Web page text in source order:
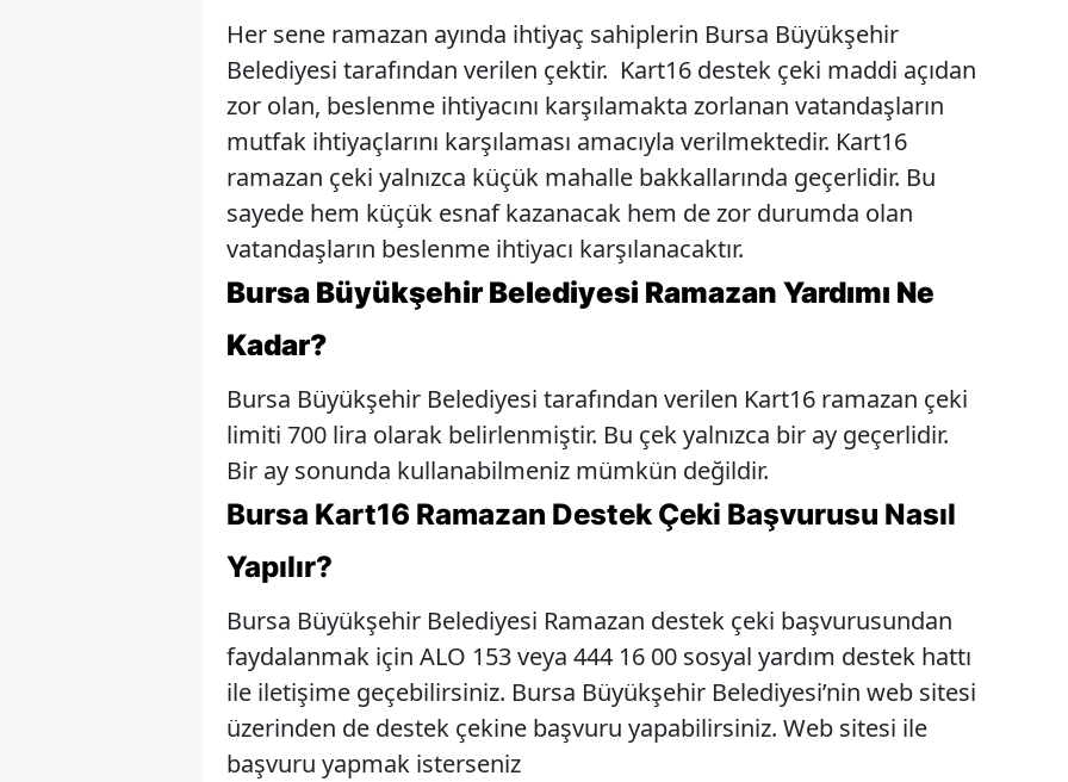
Her sene ramazan ayında ihtiyaç sahiplerin Bursa Büyükşehir
Belediyesi tarafından verilen çektir. Kart16 destek çeki maddi açıdan
zor olan, beslenme ihtiyacını karşılamakta zorlanan vatandaşların
mutfak ihtiyaçlarını karşılaması amacıyla verilmektedir. Kart16
ramazan çeki yalnızca küçük mahalle bakkallarında geçerlidir. Bu
sayede hem küçük esnaf kazanacak hem de zor durumda olan
vatandaşların beslenme ihtiyacı karşılanacaktır.
Bursa Büyükşehir Belediyesi Ramazan Yardımı Ne
Kadar?
Bursa Büyükşehir Belediyesi tarafından verilen Kart16 ramazan çeki
limiti 700 lira olarak belirlenmiştir. Bu çek yalnızca bir ay geçerlidir.
Bir ay sonunda kullanabilmeniz mümkün değildir.
Bursa Kart16 Ramazan Destek Çeki Başvurusu Nasıl
Yapılır?
Bursa Büyükşehir Belediyesi Ramazan destek çeki başvurusundan
faydalanmak için ALO 153 veya 444 16 00 sosyal yardım destek hattı
ile iletişime geçebilirsiniz. Bursa Büyükşehir Belediyesi’nin web sitesi
üzerinden de destek çekine başvuru yapabilirsiniz. Web sitesi ile
başvuru yapmak isterseniz